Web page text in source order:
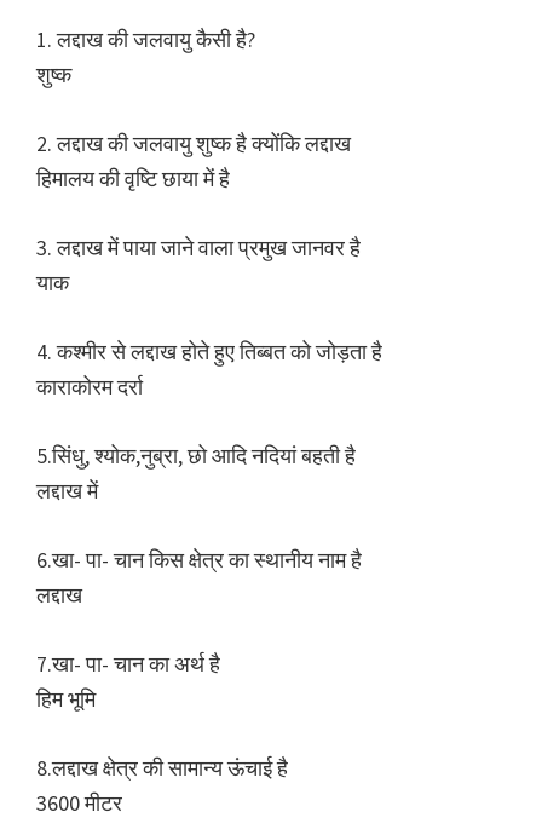
1. लद्दाख की जलवायु कैसी है?
शुष्क
2. लद्दाख की जलवायु शुष्क है क्योंकि लद्दाख
हिमालय की वृष्टि छाया में है
3. लद्दाख में पाया जाने वाला प्रमुख जानवर है
याक
4. कश्मीर से लद्दाख होते हुए तिब्बत को जोड़ता है
काराकोरम दर्रा
5.सिंधु, श्योक,नुब्रा, छो आदि नदियां बहती है
लद्दाख में
6.खा- पा- चान किस क्षेत्र का स्थानीय नाम है
लद्दाख
7.खा- पा- चान का अर्थ है
हिम भूमि
8.लद्दाख क्षेत्र की सामान्य ऊंचाई है
3600 मीटर